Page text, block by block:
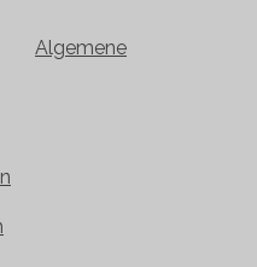
Algemene